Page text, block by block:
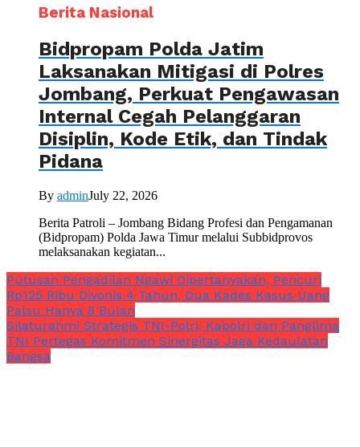
Berita Nasional
Bidpropam Polda Jatim
Laksanakan Mitigasi di Polres
Jombang, Perkuat Pengawasan
Internal Cegah Pelanggaran
Disiplin, Kode Etik, dan Tindak
Pidana
By adminJuly 22, 2026
Berita Patroli – Jombang Bidang Profesi dan Pengamanan
(Bidpropam) Polda Jawa Timur melalui Subbidprovos
melaksanakan kegiatan...
Putusan Pengadilan Ngawi Dipertanyakan, Pencuri
Rp125 Ribu Divonis 4 Tahun, Dua Kades Kasus Uang
Palsu Hanya 8 Bulan
Silaturahmi Strategis TNI-Polri, Kapolri dan Panglima
TNI Pertegas Komitmen Sinergitas Jaga Kedaulatan
Bangsa